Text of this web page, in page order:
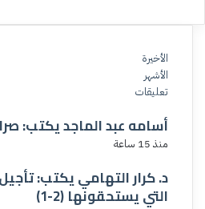
الأخيرة
الأشهر
تعليقات
أسامه عبد الماجد يكتب:
منذ 15 ساعة
د. كرار التهامي يكتب:
التي يستحقونها (2-1)